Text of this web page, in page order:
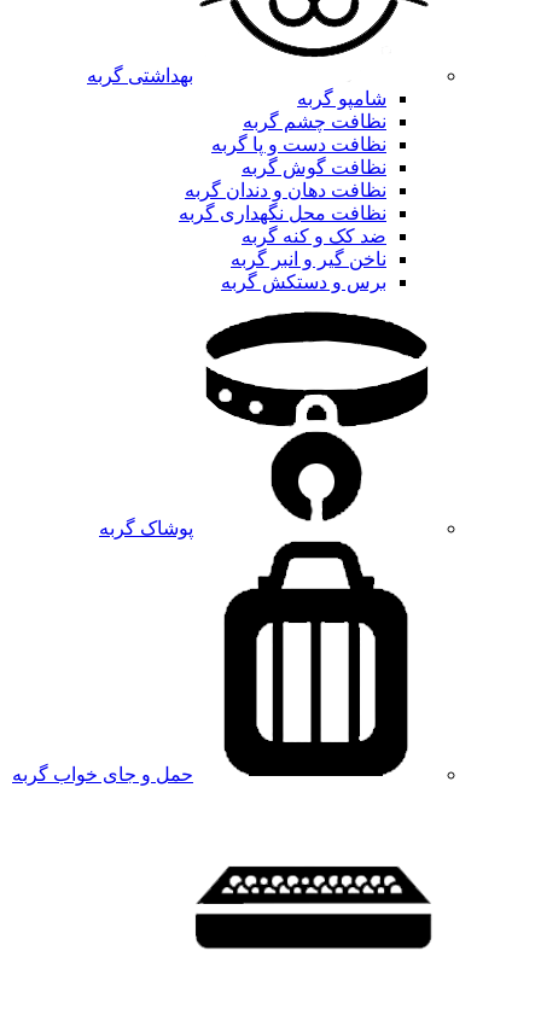
بهداشتی گربه
شامپو گربه
نظافت چشم گربه
نظافت دست و پا گربه
نظافت گوش گربه
نظافت دهان و دندان گربه
نظافت محل نگهداری گربه
ضد کک و کنه گربه
ناخن گیر و انبر گربه
برس و دستکش گربه
پوشاک گربه
حمل و جای خواب گربه